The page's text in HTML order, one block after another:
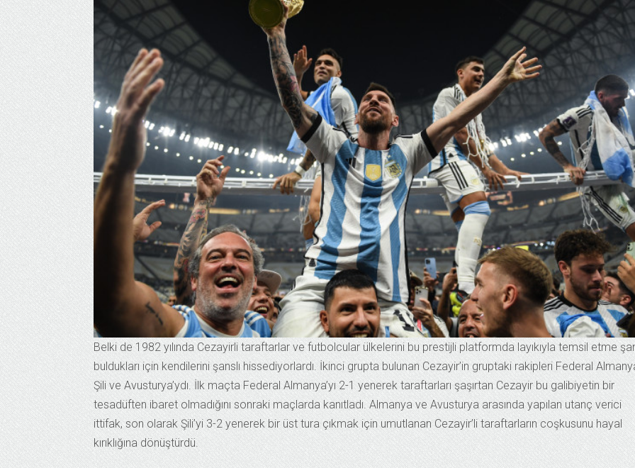
Belki de 1982 yılında Cezayirli taraftarlar ve futbolcular ülkelerini bu prestijli platformda layıkıyla temsil etme
buldukları için kendilerini şanslı hissediyorlardı. İkinci grupta bulunan Cezayir’in gruptaki rakipleri Federal
Şili ve Avusturya’ydı. İlk maçta Federal Almanya’yı 2-1 yenerek taraftarları şaşırtan Cezayir bu galibiyetin bir
tesadüften ibaret olmadığını sonraki maçlarda kanıtladı. Almanya ve Avusturya arasında yapılan utanç verici
ittifak, son olarak Şili’yi 3-2 yenerek bir üst tura çıkmak için umutlanan Cezayir’li taraftarların coşkusunu hayal
kırıklığına dönüştürdü.